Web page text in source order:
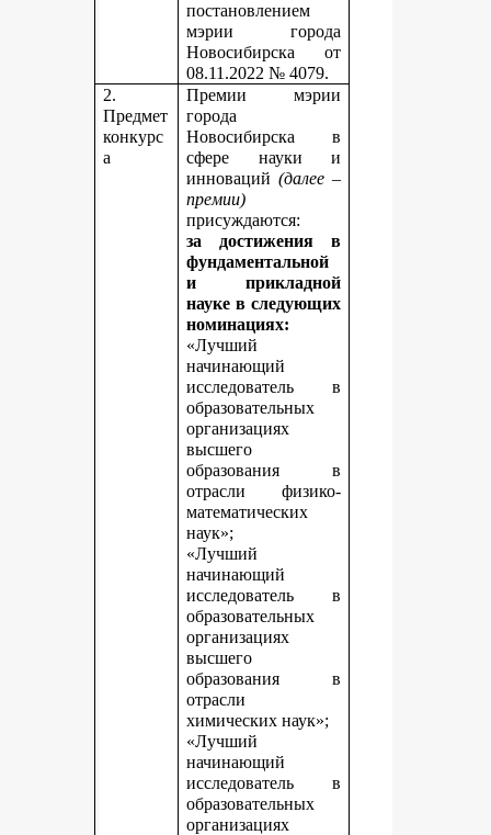
постановлением
мэрии города
Новосибирска от
08.11.2022 № 4079.
2.
Предмет
конкурс
а
Премии мэрии
города
Новосибирска в
сфере науки и
инноваций(далее –
премии)
присуждаются:
за достижения в
фундаментальной
и прикладной
наукев следующих
номинациях:
«Лучший
начинающий
исследователь в
образовательных
организациях
высшего
образования в
отрасли физико-
математических
наук»;
«Лучший
начинающий
исследователь в
образовательных
организациях
высшего
образования в
отрасли
химических наук»;
«Лучший
начинающий
исследователь в
образовательных
организациях